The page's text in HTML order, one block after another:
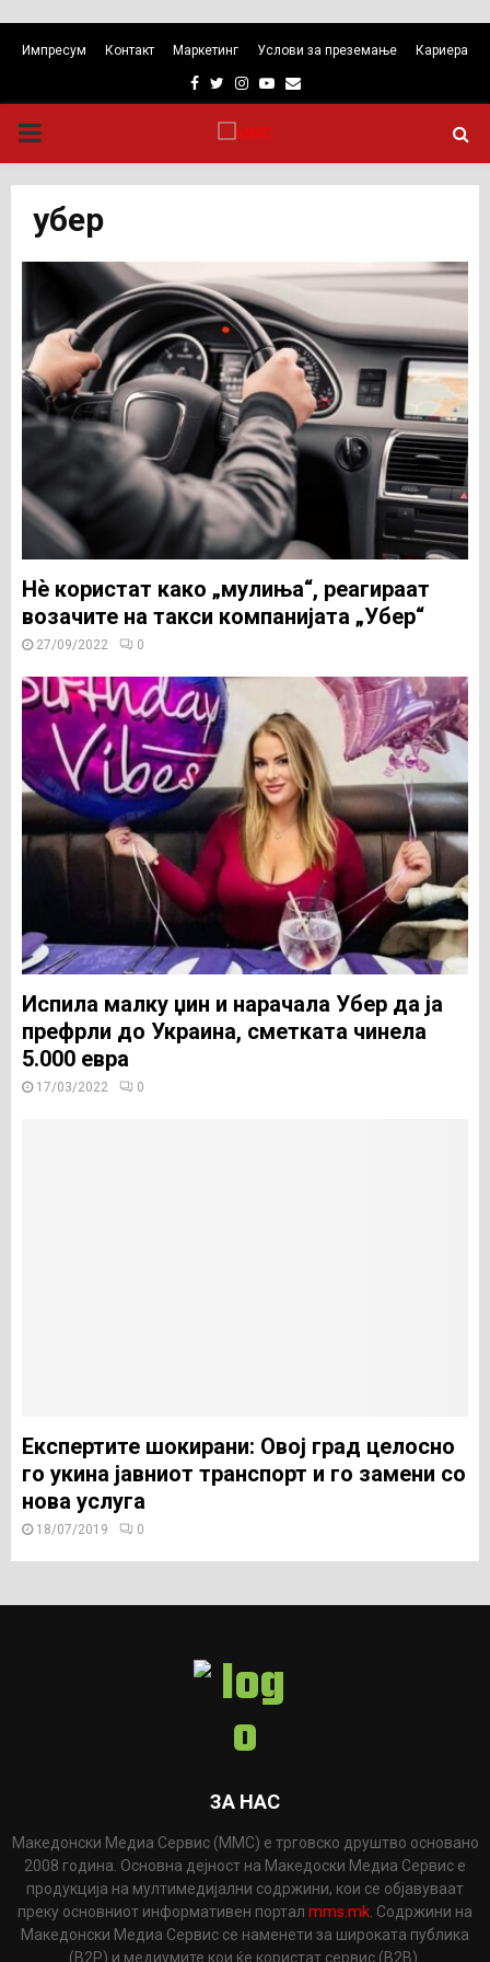
Импресум Контакт Маркетинг Услови за преземање Кариера
Facebook
TwitterInstagram
Youtube
Email
PRIMARY
MENU
убер
Нѐ користат како „мулиња“, реагираат
возачите на такси компанијата „Убер“
27/09/2022 0
Испила малку џин и нарачала Убер да ја
префрли до Украина, сметката чинела
5.000 евра
17/03/2022 0
Експертите шокирани: Овој град целосно
го укина јавниот транспорт и го замени со
нова услуга
18/07/2019 0
ЗА НАС
Македонски Медиа Сервис (ММС) е трговско друштво основано
2008 година. Основна дејност на Македоски Медиа Сервис е
продукција на мултимедијални содржини, кои се објавуваат
преку основниот информативен портал mms.mk . Содржини на
Македонски Медиа Сервис се наменети за широката публика
(B2P) и медиумите кои ќе користат сервис (B2B).